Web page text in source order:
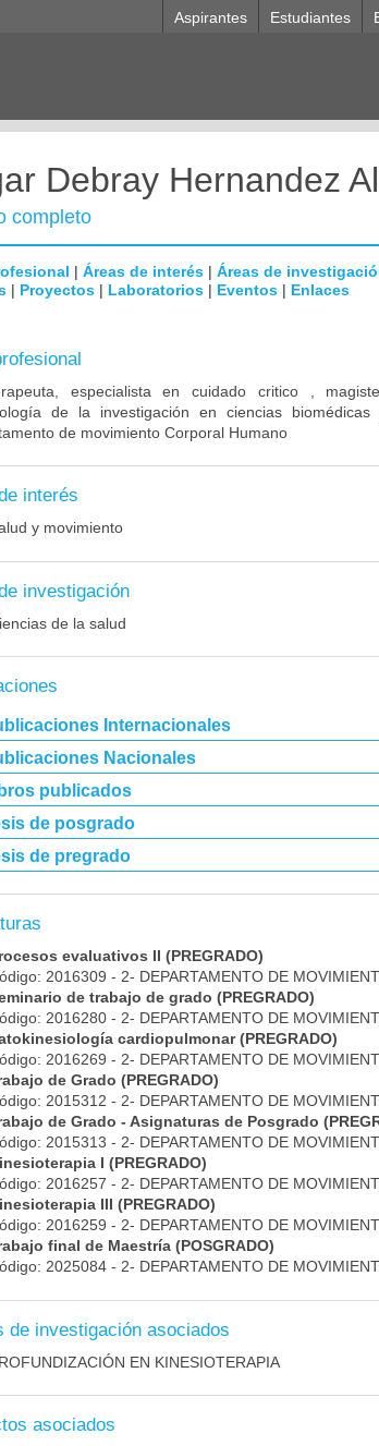
Aspirantes Estudiantes
Debray Hernandez
completo
| Áreas de interés | Áreas de
| Proyectos | Laboratorios | Eventos | Enlaces
especialista en cuidado critico ,
de la investigación en ciencias
de movimiento Corporal Humano
interés
y movimiento
investigación
de la salud
Internacionales
Nacionales
publicados
de posgrado
de pregrado
evaluativos II (PREGRADO)
2016309 - 2- DEPARTAMENTO DE
de trabajo de grado (PREGRADO)
2016280 - 2- DEPARTAMENTO DE
cardiopulmonar (PREGRADO)
2016269 - 2- DEPARTAMENTO DE
de Grado (PREGRADO)
2015312 - 2- DEPARTAMENTO DE
de Grado - Asignaturas de Posgrado
2015313 - 2- DEPARTAMENTO DE
I (PREGRADO)
2016257 - 2- DEPARTAMENTO DE
III (PREGRADO)
2016259 - 2- DEPARTAMENTO DE
final de Maestría (POSGRADO)
2025084 - 2- DEPARTAMENTO DE
de investigación asociados
EN KINESIOTERAPIA
asociados